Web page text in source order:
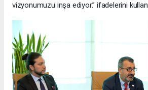
vizyonumuzu inşa ediyor.” ifadelerini